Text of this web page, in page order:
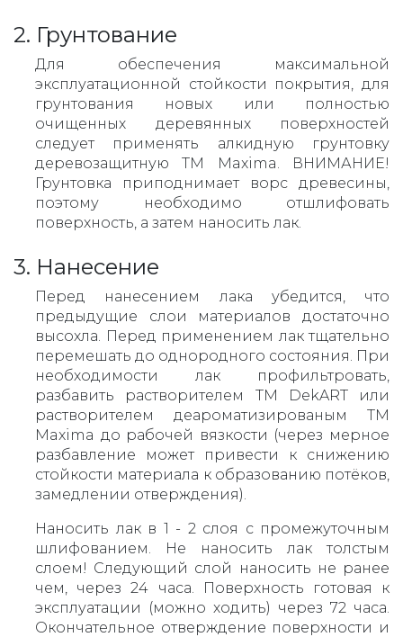
2. Грунтование
Для обеспечения максимальной
эксплуатационной стойкости покрытия, для
грунтования новых или полностью
очищенных деревянных поверхностей
следует применять алкидную грунтовку
деревозащитную ТМ Maxima. ВНИМАНИЕ!
Грунтовка приподнимает ворс древесины,
поэтому необходимо отшлифовать
поверхность, а затем наносить лак.
3. Нанесение
Перед нанесением лака убедится, что
предыдущие слои материалов достаточно
высохла. Перед применением лак тщательно
перемешать до однородного состояния. При
необходимости лак профильтровать,
разбавить растворителем ТМ DekART или
растворителем деароматизированым ТМ
Maxima до рабочей вязкости (через мерное
разбавление может привести к снижению
стойкости материала к образованию потёков,
замедлении отверждения).
Наносить лак в 1 - 2 слоя с промежуточным
шлифованием. Не наносить лак толстым
слоем! Следующий слой наносить не ранее
чем, через 24 часа. Поверхность готовая к
эксплуатации (можно ходить) через 72 часа.
Окончательное отверждение поверхности и